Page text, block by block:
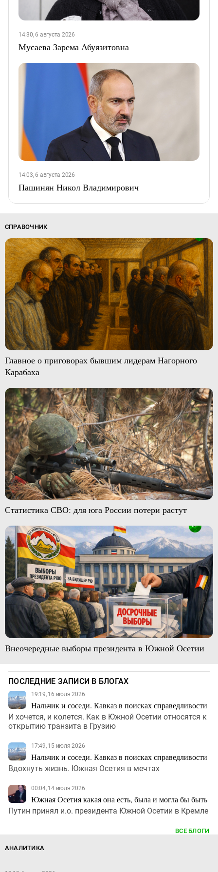
14:30, 6 августа 2026
Мусаева Зарема Абуязитовна
14:03, 6 августа 2026
Пашинян Никол Владимирович
СПРАВОЧНИК
Главное о приговорах бывшим лидерам Нагорного
Карабаха
Статистика СВО: для юга России потери растут
Внеочередные выборы президента в Южной Осетии
ПОСЛЕДНИЕ ЗАПИСИ В БЛОГАХ
19:19, 16 июля 2026
Нальчик и соседи. Кавказ в поисках справедливости
И хочется, и колется. Как в Южной Осетии относятся к
открытию транзита в Грузию
17:49, 15 июля 2026
Нальчик и соседи. Кавказ в поисках справедливости
Вдохнуть жизнь. Южная Осетия в мечтах
00:04, 14 июля 2026
Южная Осетия какая она есть, была и могла бы быть
Путин принял и.о. президента Южной Осетии в Кремле
ВСЕ БЛОГИ
АНАЛИТИКА